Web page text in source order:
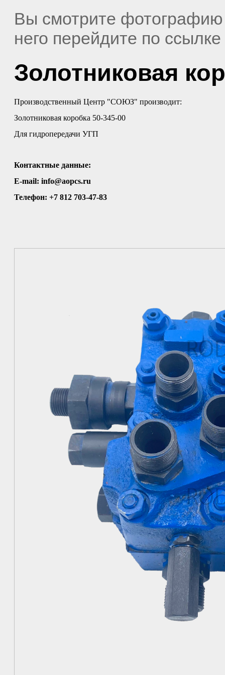
Вы смотрите
него перейдите по ссылке
Золотниковая
Производственный Центр "СОЮЗ" производит:
Золотниковая коробка 50-345-00
Для гидропередачи УГП
Контактные данные:
E-mail: info@aopcs.ru
Телефон: +7 812 703-47-83